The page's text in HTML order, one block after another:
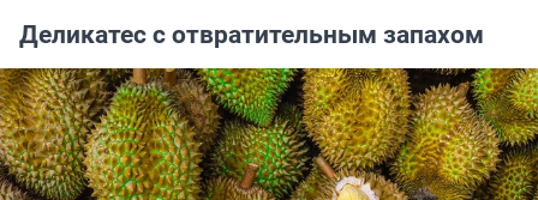
Деликатес с отвратительным запахом